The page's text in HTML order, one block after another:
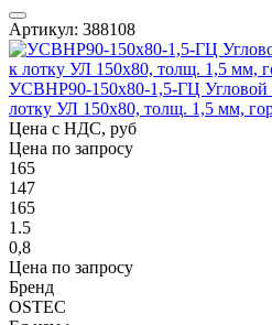
Артикул: 388108
УСВНР90-150х80-1,5-ГЦ Угловой
лотку УЛ 150х80, толщ. 1,5 мм,
Цена с НДС, руб
Цена по запросу
165
147
165
1.5
0,8
Цена по запросу
Бренд
OSTEC